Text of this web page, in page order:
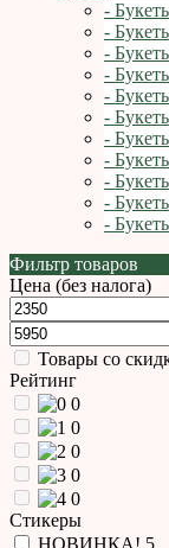
-
-
-
-
-
-
-
-
-
-
-
Фильтр товаров
Цена (без налога)
Товары со
Рейтинг
0
0
0
0
0
Стикеры
НОВИНКА! 5